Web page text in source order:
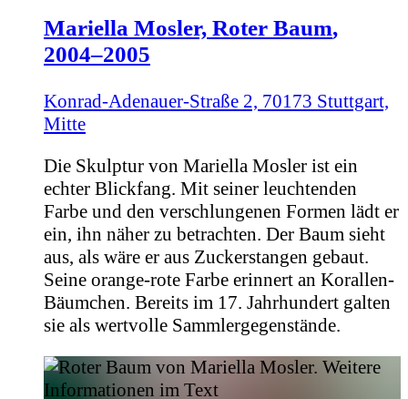
Mariella Mosler, Roter Baum,
2004–2005
Konrad-Adenauer-Straße 2, 70173 Stuttgart,
Mitte
Die Skulptur von Mariella Mosler ist ein
echter Blickfang. Mit seiner leuchtenden
Farbe und den verschlungenen Formen lädt er
ein, ihn näher zu betrachten. Der Baum sieht
aus, als wäre er aus Zuckerstangen gebaut.
Seine orange-rote Farbe erinnert an Korallen-
Bäumchen. Bereits im 17. Jahrhundert galten
sie als wertvolle Sammlergegenstände.